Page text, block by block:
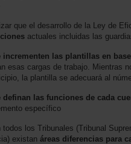
que el desarrollo de la Ley de
actuales incluidas las
incrementen las plantillas en
esas cargas de trabajo. Mientras
la plantilla se adecuará al
definan las funciones de cada
específico
todos los Tribunales (Tribunal
existan áreas diferencias para